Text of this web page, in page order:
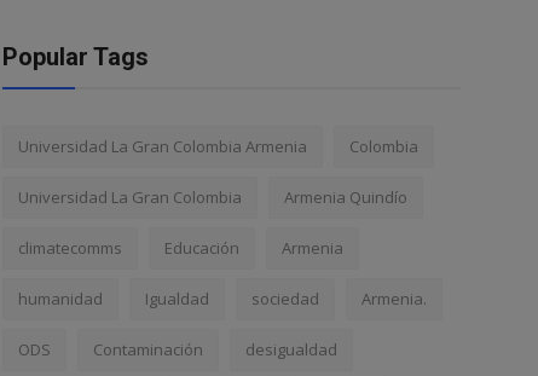
Popular Tags
Universidad La Gran Colombia Armenia Colombia
Universidad La Gran Colombia Armenia Quindío
climatecomms Educación Armenia
humanidad Igualdad sociedad Armenia.
ODS Contaminación desigualdad